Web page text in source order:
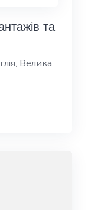
та
Велика